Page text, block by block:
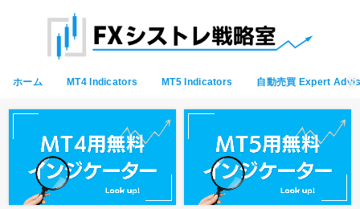
ホーム MT4 Indicators MT5 Indicators 自動売買 Expert